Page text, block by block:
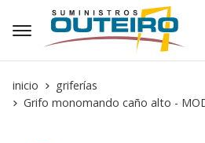
inicio
griferías
Grifo monomando caño alto -